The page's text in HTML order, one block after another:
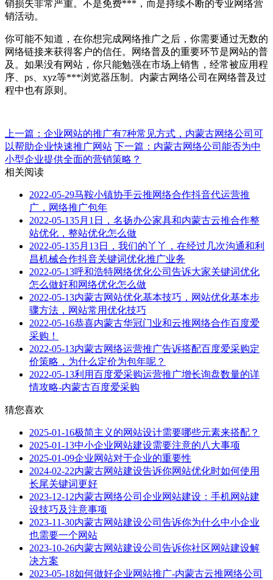
销损失非常严重。不是免费***，而是持续不断的专业网络营
销活动。
你可能不知道，在你想完成网络推广之后，你需要通过无数的
网络链接来获得客户的信任。网络普及的重要环节是网站的普
及。如果没有网站，你只能勉强在市场上销售，经常被应用程
序、ps、xyz等***浏览器压制。内蒙古网络公司在网络普及过
程中也有原则。
上一篇：企业网站的推广有7种常见方式，内蒙古网络公司可
以帮助企业快速推广网站 下一篇：内蒙古网络公司能否为中
小型企业提供全面的营销策略？
相关阅读
2022-05-29马鞍小镇协手云推网络合作抖音代运营推
广，网络推广包年
2022-05-135月1日，名扬办公家具和内蒙古云推合作整
站优化，整站优化怎么做
2022-05-135月13日，我们的丫丫，在经过几次沟通和利
昌机械合作抖音关键词优化推广业务
2022-05-13呼和浩特网络优化公司告诉大家关键词优化
怎么做好和网络优化怎么做
2022-05-13内蒙古网站优化基本技巧，网站优化基本步
骤方法，网站常用优化技巧
2022-05-16恭喜内蒙古华冠门业和云推网络合作百度爱
采购！
2022-05-13内蒙古网络运营推广告诉搭配百度爱采购定
价策略，为什么定价为包年呢？
2022-05-13利用百度爱采购运营推广增长询盘数量的详
情攻略-内蒙古百度爱采购
猜您喜欢
2025-01-16极简主义的网站设计需要哪些元素来搭配？
2025-01-13中小企业网站建设需要注意的八大事项
2025-01-09企业网站对于企业的重要性
2024-02-22内蒙古网站建设告诉你网站优化时如何使用
长尾关键词更好
2023-12-12内蒙古网络公司企业网站建设：手机网站建
设技巧及注意事项
2023-11-30内蒙古网站建设公司告诉你为什么中小企业
也需要一个网站
2023-10-26内蒙古网站建设公司告诉你社区网站建设解
决方案
2023-05-18如何做好企业网站推广-内蒙古云推网络公司